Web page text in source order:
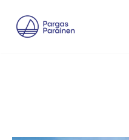
Siirry